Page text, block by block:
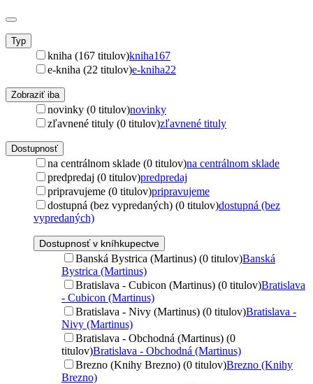
Typ
kniha (167 titulov)kniha167
e-kniha (22 titulov)e-kniha22
Zobraziť iba
novinky (0 titulov)novinky
zľavnené tituly (0 titulov)zľavnené tituly
Dostupnosť
na centrálnom sklade (0 titulov)na centrálnom sklade
predpredaj (0 titulov)predpredaj
pripravujeme (0 titulov)pripravujeme
dostupná (bez vypredaných) (0 titulov)dostupná (bez
vypredaných)
Dostupnosť v kníhkupectve
Banská Bystrica (Martinus) (0 titulov)Banská
Bystrica (Martinus)
Bratislava - Cubicon (Martinus) (0 titulov)Bratislava
- Cubicon (Martinus)
Bratislava - Nivy (Martinus) (0 titulov)Bratislava -
Nivy (Martinus)
Bratislava - Obchodná (Martinus) (0
titulov)Bratislava - Obchodná (Martinus)
Brezno (Knihy Brezno) (0 titulov)Brezno (Knihy
Brezno)